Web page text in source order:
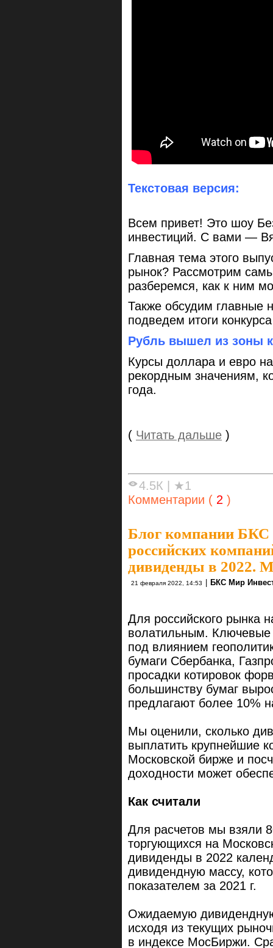
Текстовая версия:
Всем привет! Это шоу
инвестиций. С вами —
Главная тема этого
рынок? Рассмотрим
разберемся, как к ним
Также обсудим главные
подведем итоги
Рубль вышел из зоны
Курсы доллара и евро
рекордным значениям,
года.
( Читать дальше )
4.5К
★1
Комментарии ( 2 )
Блог компании БКС
российских
дивиденды в 2022.
21 февраля 2022, 14:53 БКС Мир
Для российского рынка
волатильным.
под влиянием
бумаги Сбербанка,
просадки котировок
большинству бумаг
предлагают более 10%
Мы оценили, сколько
выплатить крупнейшие
Московской бирже и
доходности может
Как считали
Для расчетов мы взяли
торгующихся на
дивиденды в 2022
дивидендную массу,
показателем за 2021 г.
Ожидаемую
исходя из текущих
в индексе МосБиржи.